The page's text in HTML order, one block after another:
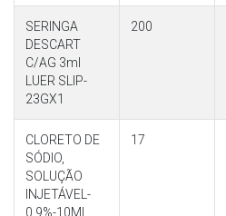
SERINGA
DESCART
C/AG 3ml
LUER SLIP-
23GX1
200
CLORETO DE
SÓDIO,
SOLUÇÃO
INJETÁVEL-
0,9%-10ML
17